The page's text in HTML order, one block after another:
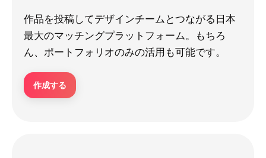
作品を投稿してデザインチームとつながる日本
最大のマッチングプラットフォーム。もちろ
ん、ポートフォリオのみの活用も可能です。
作成する